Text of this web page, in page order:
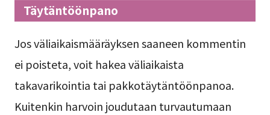
Täytäntöönpano
Jos väliaikaismääräyksen saaneen kommentin
ei poisteta, voit hakea väliaikaista
takavarikointia tai pakkotäytäntöönpanoa.
Kuitenkin harvoin joudutaan turvautumaan